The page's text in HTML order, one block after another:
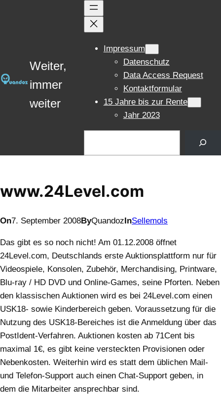
Weiter,
immer
weiter
Impressum
Datenschutz
Data Access Request
Kontaktformular
15 Jahre bis zur Rente
Jahr 2023
www.24Level.com
On7. September 2008ByQuandozInSellemols
Das gibt es so noch nicht! Am 01.12.2008 öffnet
24Level.com, Deutschlands erste Auktionsplattform nur für
Videospiele, Konsolen, Zubehör, Merchandising, Printware,
Blu-ray / HD DVD und Online-Games, seine Pforten. Neben
den klassischen Auktionen wird es bei 24Level.com einen
USK18- sowie Kinderbereich geben. Voraussetzung für die
Nutzung des USK18-Bereiches ist die Anmeldung über das
PostIdent-Verfahren. Auktionen kosten ab 71Cent bis
maximal 1€, es gibt keine versteckten Provisionen oder
Nebenkosten. Weiterhin wird es statt dem üblichen Mail-
und Telefon-Support auch einen Chat-Support geben, in
dem die Mitarbeiter ansprechbar sind.